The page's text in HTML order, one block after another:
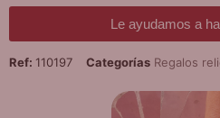
Le ayudamos a
Ref: 110197 Categorías Regalos